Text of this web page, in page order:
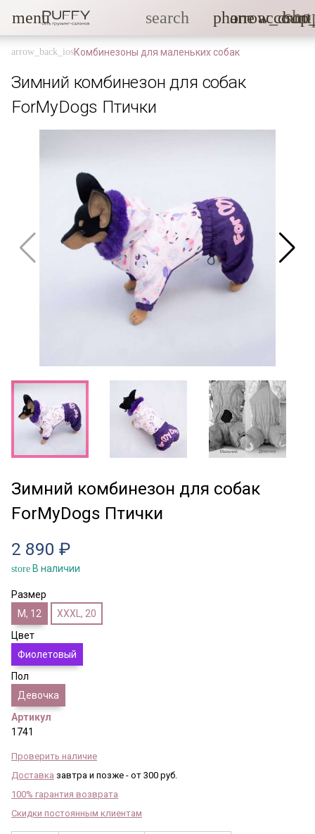
menu search phone
Комбинезоны для маленьких собак
Зимний комбинезон для собак
ForMyDogs Птички
Зимний комбинезон для собак
ForMyDogs Птички
2 890 ₽
store В наличии
Размер
M, 12
XXXL, 20
Цвет
Фиолетовый
Пол
Девочка
Артикул
1741
Проверить наличие
Доставка завтра и позже - от 300 руб.
100% гарантия возврата
Скидки постоянным клиентам